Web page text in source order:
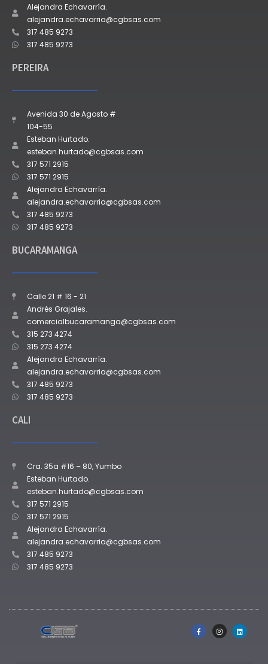
Alejandra Echavarría.
alejandra.echavarria@cgbsas.com
317 485 9273
317 485 9273
PEREIRA
Avenida 30 de Agosto #
104-55
Esteban Hurtado.
esteban.hurtado@cgbsas.com
317 571 2915
317 571 2915
Alejandra Echavarría.
alejandra.echavarria@cgbsas.com
317 485 9273
317 485 9273
BUCARAMANGA
Calle 21 # 16 - 21
Andrés Grajales.
comercialbucaramanga@cgbsas.com
315 273 4274
315 273 4274
Alejandra Echavarría.
alejandra.echavarria@cgbsas.com
317 485 9273
317 485 9273
CALI
Cra. 35a #16 – 80, Yumbo
Esteban Hurtado.
esteban.hurtado@cgbsas.com
317 571 2915
317 571 2915
Alejandra Echavarría.
alejandra.echavarria@cgbsas.com
317 485 9273
317 485 9273